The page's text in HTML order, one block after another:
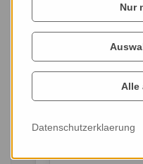
Mi
27 28 29
3 4 5
12
Nur
Alle
Datenschutzerklaerung